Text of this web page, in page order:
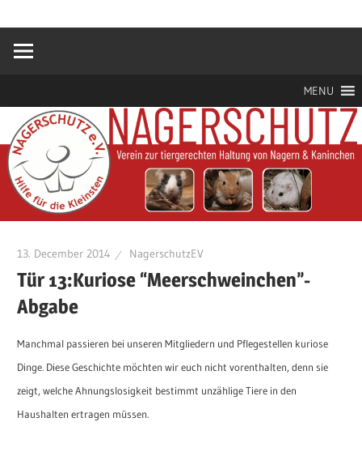
springen
Nagerschutz
für
MENU
13. December 2014 NagerschutzEV
Tür 13:Kuriose “Meerschweinchen”-
Abgabe
Manchmal passieren bei unseren Mitgliedern und Pflegestellen kuriose
Dinge. Diese Geschichte möchten wir euch nicht vorenthalten, denn sie
zeigt, welche Ahnungslosigkeit bestimmt unzählige Tiere in den
Haushalten ertragen müssen.